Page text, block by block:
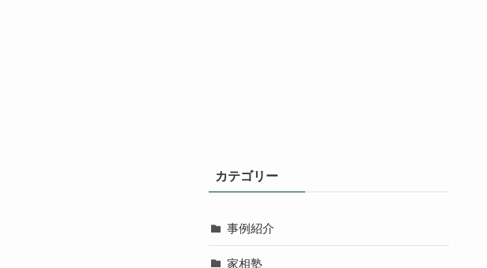
カテゴリー
事例紹介
家相塾